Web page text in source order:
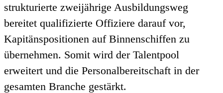
strukturierte zweijährige Ausbildungsweg
bereitet qualifizierte Offiziere darauf vor,
Kapitänspositionen auf Binnenschiffen zu
übernehmen. Somit wird der Talentpool
erweitert und die Personalbereitschaft in der
gesamten Branche gestärkt.